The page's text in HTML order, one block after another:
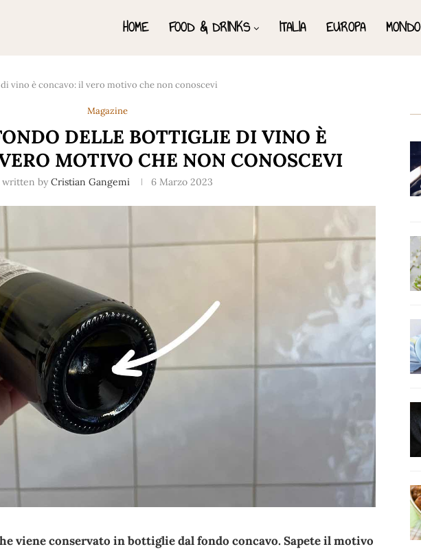
HOME FOOD & DRINKS ITALIA EUROPA MONDO
vino è concavo: il vero motivo che non conoscevi
Magazine
DELLE BOTTIGLIE DI VINO È
MOTIVO CHE NON CONOSCEVI
written byCristian Gangemi 6 Marzo 2023
viene conservato in bottiglie dal fondo concavo. Sapete il motivo